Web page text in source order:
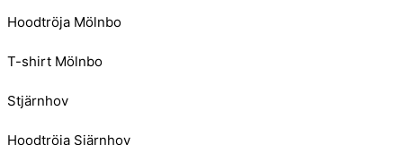
Hoodtröja Mölnbo
T-shirt Mölnbo
Stjärnhov
Hoodtröja Sjärnhov